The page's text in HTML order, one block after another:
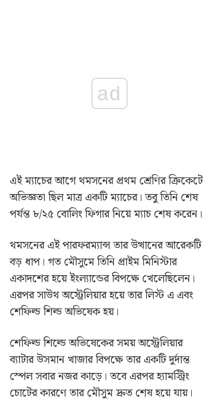
ad
এই ম্যাচের আগে থমসনের প্রথম শ্রেণির ক্রিকেটে
অভিজ্ঞতা ছিল মাত্র একটি ম্যাচের। তবু তিনি শেষ
পর্যন্ত ৮/২৫ বোলিং ফিগার নিয়ে ম্যাচ শেষ করেন।
থমসনের এই পারফরম্যান্স তার উত্থানের আরেকটি
বড় ধাপ। গত মৌসুমে তিনি প্রাইম মিনিস্টার
একাদশের হয়ে ইংল্যান্ডের বিপক্ষে খেলেছিলেন।
এরপর সাউথ অস্ট্রেলিয়ার হয়ে তার লিস্ট এ এবং
শেফিল্ড শিল্ড অভিষেক হয়।
শেফিল্ড শিল্ডে অভিষেকের সময় অস্ট্রেলিয়ার
ব্যাটার উসমান খাজার বিপক্ষে তার একটি দুর্দান্ত
স্পেল সবার নজর কাড়ে। তবে এরপর হ্যামস্ট্রিং
চোটের কারণে তার মৌসুম দ্রুত শেষ হয়ে যায়।